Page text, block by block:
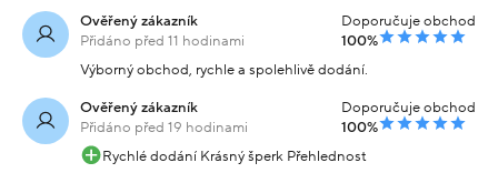
Ověřený zákazník
Přidáno před 11 hodinami
Doporučuje obchod
100%
Výborný obchod, rychle a spolehlivě dodání.
Ověřený zákazník
Přidáno před 19 hodinami
Doporučuje obchod
100%
Rychlé dodání Krásný šperk Přehlednost